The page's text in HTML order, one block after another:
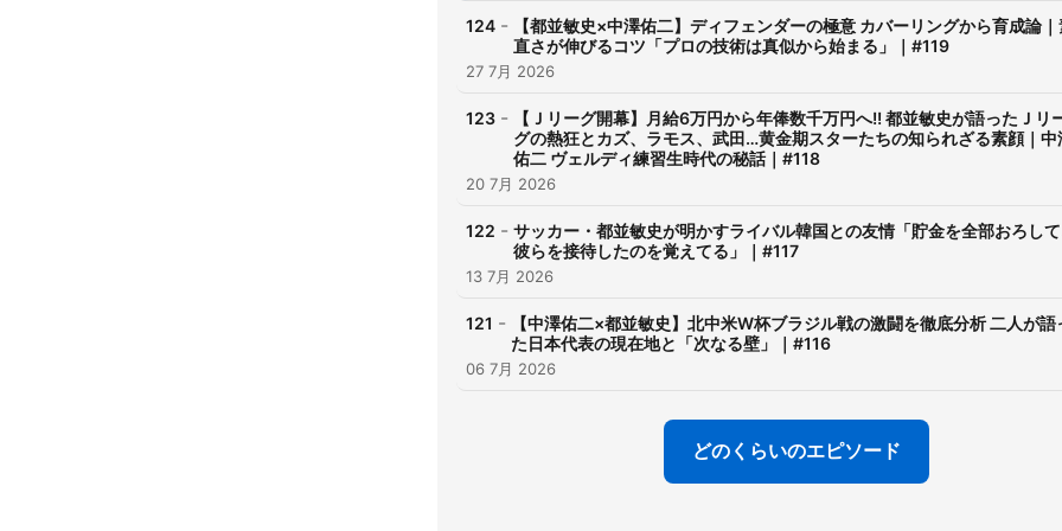
124 -
【都並敏史×中澤佑二】ディフェンダーの極意 カバーリングから育成論｜
直さが伸びるコツ「プロの技術は真似から始まる」｜#119
27 7月 2026
123 -
【Ｊリーグ開幕】月給6万円から年俸数千万円へ!! 都並敏史が語ったＪリ
グの熱狂とカズ、ラモス、武田…黄金期スターたちの知られざる素顔｜中
佑二 ヴェルディ練習生時代の秘話｜#118
20 7月 2026
122 - サッカー・都並敏史が明かすライバル韓国との友情「貯金を全部おろして
彼らを接待したのを覚えてる」｜#117
13 7月 2026
121 -
【中澤佑二×都並敏史】北中米W杯ブラジル戦の激闘を徹底分析 二人が語
た日本代表の現在地と「次なる壁」｜#116
06 7月 2026
どのくらいのエピソード